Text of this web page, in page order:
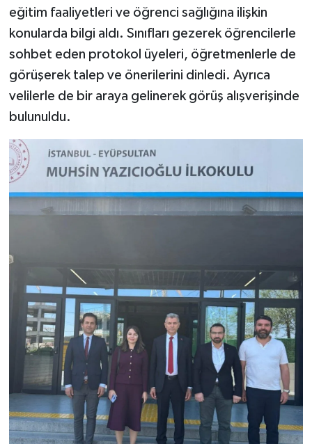
eğitim faaliyetleri ve öğrenci sağlığına ilişkin
konularda bilgi aldı. Sınıfları gezerek öğrencilerle
sohbet eden protokol üyeleri, öğretmenlerle de
görüşerek talep ve önerilerini dinledi. Ayrıca
velilerle de bir araya gelinerek görüş alışverişinde
bulunuldu.